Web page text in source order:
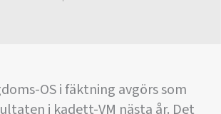
OS i fäktning avgörs som
i kadett-VM nästa år. Det